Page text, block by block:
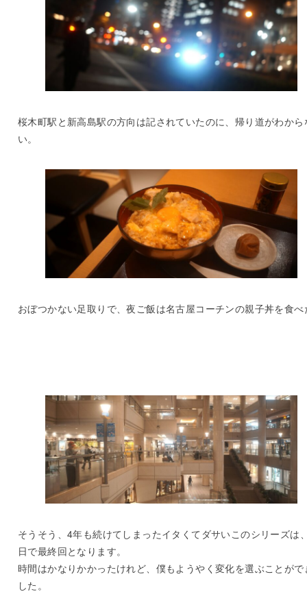
桜木町駅と新高島駅の方向は記されていたのに、帰り道がわから
い。
おぼつかない足取りで、夜ご飯は名古屋コーチンの親子丼を食べ
そうそう、4年も続けてしまったイタくてダサいこのシリーズは
日で最終回となります。
時間はかなりかかったけれど、僕もようやく変化を選ぶことがで
した。